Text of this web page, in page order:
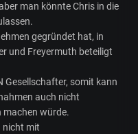
man könnte Chris in die
gegründet hat, in
und Freyermuth beteiligt
Gesellschafter, somit kann
auch nicht
machen würde.
nicht mit